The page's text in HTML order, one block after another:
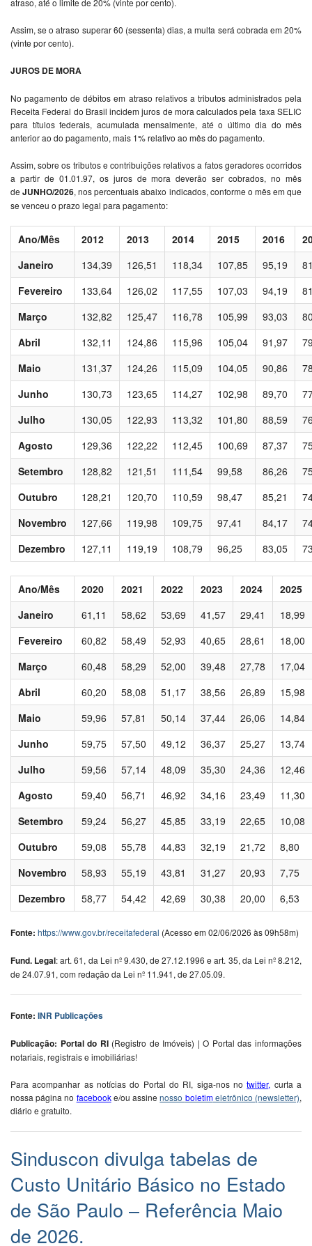
atraso, até o limite de 20% (vinte por cento).
Assim, se o atraso superar 60 (sessenta) dias, a multa será cobrada em 20%
(vinte por cento).
JUROS DE MORA
No pagamento de débitos em atraso relativos a tributos administrados pela
Receita Federal do Brasil incidem juros de mora calculados pela taxa SELIC
para títulos federais, acumulada mensalmente, até o último dia do mês
anterior ao do pagamento, mais 1% relativo ao mês do pagamento.
Assim, sobre os tributos e contribuições relativos a fatos geradores ocorridos
a partir de 01.01.97, os juros de mora deverão ser cobrados, no mês
deJUNHO/2026, nos percentuais abaixo indicados, conforme o mês em que
se venceu o prazo legal para pagamento:
Ano/Mês 2012 2013 2014 2015 2016
Janeiro
134,39 126,51 118,34 107,85 95,19
Fevereiro
133,64 126,02 117,55 107,03 94,19
Março
132,82 125,47 116,78 105,99 93,03
Abril
132,11 124,86 115,96 105,04 91,97
Maio
131,37 124,26 115,09 104,05 90,86
Junho
130,73 123,65 114,27 102,98 89,70
Julho
130,05 122,93 113,32 101,80 88,59
Agosto
129,36 122,22 112,45 100,69 87,37
Setembro
128,82 121,51 111,54 99,58 86,26
Outubro
128,21 120,70 110,59 98,47 85,21
Novembro
127,66 119,98 109,75 97,41 84,17
Dezembro
127,11 119,19 108,79 96,25 83,05
Ano/Mês 2020 2021 2022 2023 2024
2025
Janeiro
61,11 58,62 53,69 41,57 29,41
18,99
Fevereiro
60,82 58,49 52,93 40,65 28,61
18,00
Março
60,48 58,29 52,00 39,48 27,78
17,04
Abril
60,20 58,08 51,17 38,56 26,89
15,98
Maio
59,96 57,81 50,14 37,44 26,06
14,84
Junho
59,75 57,50 49,12 36,37 25,27
13,74
Julho
59,56 57,14 48,09 35,30 24,36
12,46
Agosto
59,40 56,71 46,92 34,16 23,49
11,30
Setembro
59,24 56,27 45,85 33,19 22,65
10,08
Outubro
59,08 55,78 44,83 32,19 21,72
8,80
Novembro
58,93 55,19 43,81 31,27 20,93
7,75
Dezembro
58,77 54,42 42,69 30,38 20,00 6,53
Fonte: https://www.gov.br/receitafederal (Acesso em 02/06/2026 às 09h58m)
Fund. Legal: art. 61, da Lei nº 9.430, de 27.12.1996 e art. 35, da Lei nº 8.212,
de 24.07.91, com redação da Lei nº 11.941, de 27.05.09.
Fonte: INR Publicações
Publicação: Portal do RI(Registro de Imóveis) | O Portal das informações
notariais, registrais e imobiliárias!
Para acompanhar as notícias do Portal do RI, siga-nos notwitter, curta a
nossa página no facebooke/ou assinenosso boletimeletrônico (newsletter),
diário e gratuito.
Sinduscon divulga tabelas de
Custo Unitário Básico no Estado
de São Paulo – Referência Maio
de 2026.